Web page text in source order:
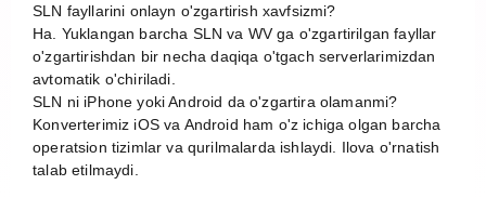
SLN fayllarini onlayn o'zgartirish xavfsizmi?
Ha. Yuklangan barcha SLN va WV ga o'zgartirilgan fayllar
o'zgartirishdan bir necha daqiqa o'tgach serverlarimizdan
avtomatik o'chiriladi.
SLN ni iPhone yoki Android da o'zgartira olamanmi?
Konverterimiz iOS va Android ham o'z ichiga olgan barcha
operatsion tizimlar va qurilmalarda ishlaydi. Ilova o'rnatish
talab etilmaydi.